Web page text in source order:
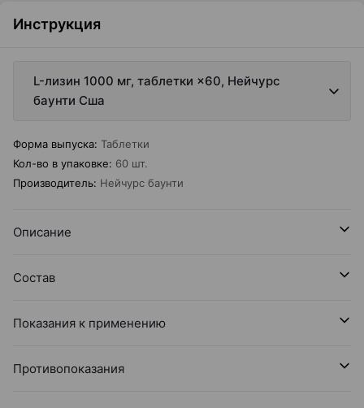
Инструкция
L-лизин 1000 мг, таблетки ×60, Нейчурс
баунти Сша
Форма выпуска: Таблетки
Кол-во в упаковке: 60 шт.
Производитель: Нейчурс баунти
Описание
Состав
Показания к применению
Противопоказания